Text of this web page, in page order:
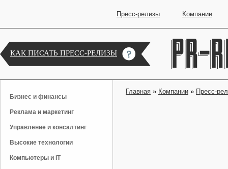
Пресс-релизы Компании
КАК ПИСАТЬ ПРЕСС-РЕЛИЗЫ
Бизнес и финансы
Реклама и маркетинг
Управление и консалтинг
Высокие технологии
Компьютеры и IT
Главная » Компании » Пресс-